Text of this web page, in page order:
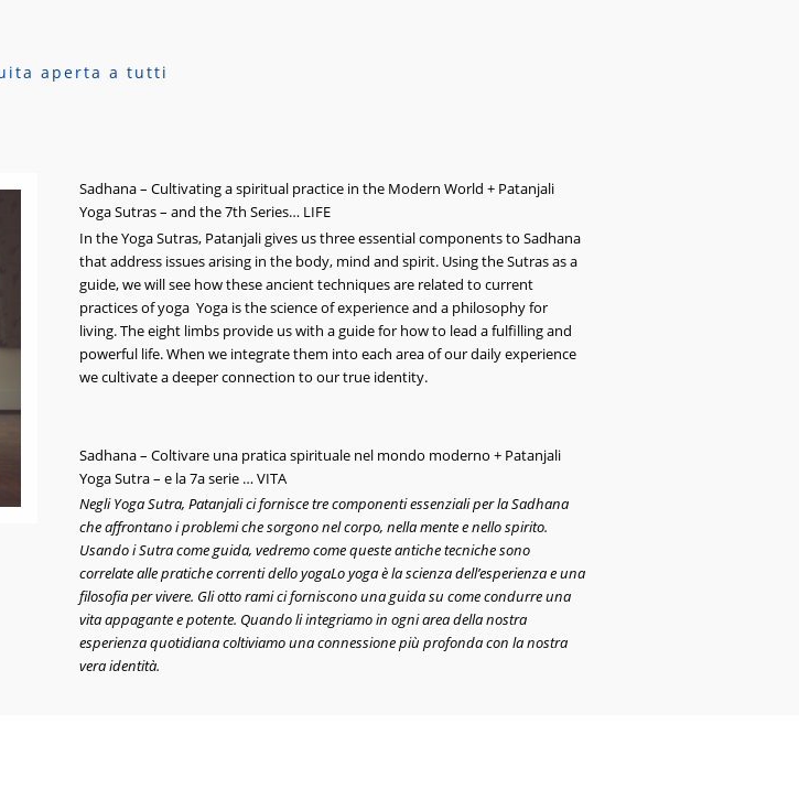
aperta a tutti
Sadhana – Cultivating a spiritual practice in the Modern World + Patanjali
Yoga Sutras – and the 7th Series… LIFE
In the Yoga Sutras, Patanjali gives us three essential components to Sadhana
that address issues arising in the body, mind and spirit. Using the Sutras as a
guide, we will see how these ancient techniques are related to current
practices of yoga Yoga is the science of experience and a philosophy for
living. The eight limbs provide us with a guide for how to lead a fulfilling and
powerful life. When we integrate them into each area of our daily experience
we cultivate a deeper connection to our true identity.
Sadhana – Coltivare una pratica spirituale nel mondo moderno + Patanjali
Yoga Sutra – e la 7a serie … VITA
Negli Yoga Sutra, Patanjali ci fornisce tre componenti essenziali per la Sadhana
che affrontano i problemi che sorgono nel corpo, nella mente e nello spirito.
Usando i Sutra come guida, vedremo come queste antiche tecniche sono
correlate alle pratiche correnti dello yogaLo yoga è la scienza dell’esperienza e una
filosofia per vivere. Gli otto rami ci forniscono una guida su come condurre una
vita appagante e potente. Quando li integriamo in ogni area della nostra
esperienza quotidiana coltiviamo una connessione più profonda con la nostra
vera identità.